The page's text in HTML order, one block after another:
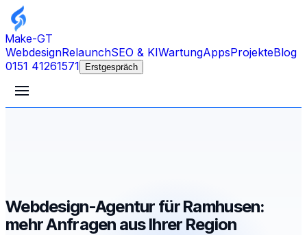
Make-GT
WebdesignRelaunchSEO & KIWartungAppsProjekteBlog
0151 41261571
Erstgespräch
Webdesign-Agentur für Ramhusen:
mehr Anfragen aus Ihrer Region